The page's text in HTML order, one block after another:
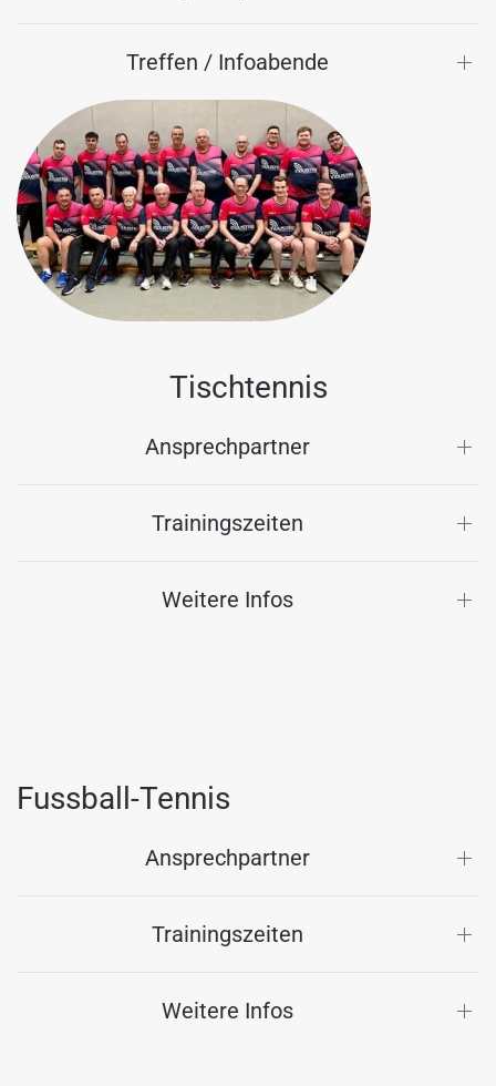
Treffen / Infoabende
Tischtennis
Ansprechpartner
Trainingszeiten
Weitere Infos
Fussball-Tennis
Ansprechpartner
Trainingszeiten
Weitere Infos